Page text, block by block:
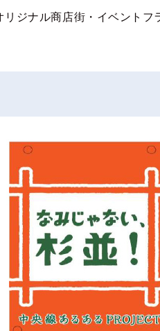
ジナル商店街・イベントフ